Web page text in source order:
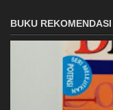
BUKU REKOMENDASI